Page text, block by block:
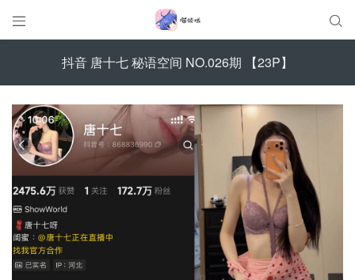
 
抖音 唐十七 秘语空间 NO.026期 【23P】